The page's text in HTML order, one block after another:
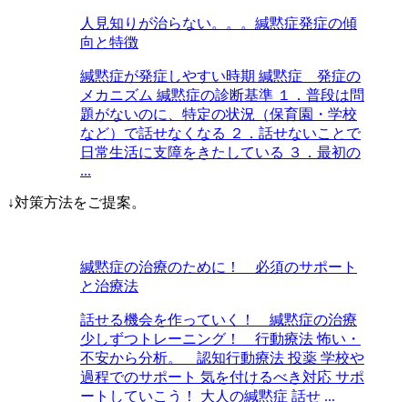
人見知りが治らない。。。緘黙症発症の傾
向と特徴
緘黙症が発症しやすい時期 緘黙症 発症の
メカニズム 緘黙症の診断基準 １．普段は問
題がないのに、特定の状況（保育園・学校
など）で話せなくなる ２．話せないことで
日常生活に支障をきたしている ３．最初の
...
↓対策方法をご提案。
緘黙症の治療のために！ 必須のサポート
と治療法
話せる機会を作っていく！ 緘黙症の治療
少しずつトレーニング！ 行動療法 怖い・
不安から分析。 認知行動療法 投薬 学校や
過程でのサポート 気を付けるべき対応 サポ
ートしていこう！ 大人の緘黙症 話せ ...